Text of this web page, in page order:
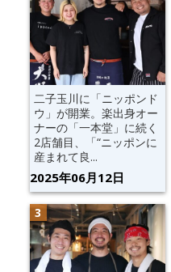
二子玉川に「ニッポンド
ウ」が開業。楽出身オー
ナーの「一本堂」に続く
2店舗目、「“ニッポンに
産まれて良...
2025年06月12日